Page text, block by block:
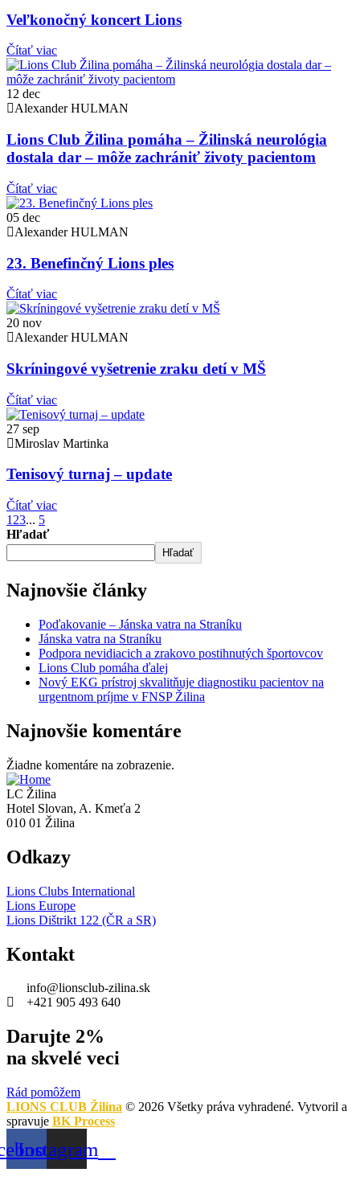
Veľkonočný koncert Lions
Čítať viac
12 dec
Alexander HULMAN
Lions Club Žilina pomáha – Žilinská neurológia
dostala dar – môže zachrániť životy pacientom
Čítať viac
05 dec
Alexander HULMAN
23. Benefinčný Lions ples
Čítať viac
20 nov
Alexander HULMAN
Skríningové vyšetrenie zraku detí v MŠ
Čítať viac
27 sep
Miroslav Martinka
Tenisový turnaj – update
Čítať viac
1 23... 5
Hľadať
Hľadať
Najnovšie články
Poďakovanie – Jánska vatra na Straníku
Jánska vatra na Straníku
Podpora nevidiacich a zrakovo postihnutých športovcov
Lions Club pomáha ďalej
Nový EKG prístroj skvalitňuje diagnostiku pacientov na
urgentnom príjme v FNSP Žilina
Najnovšie komentáre
Žiadne komentáre na zobrazenie.
LC Žilina
Hotel Slovan, A. Kmeťa 2
010 01 Žilina
Odkazy
Lions Clubs International
Lions Europe
Lions Dištrikt 122 (ČR a SR)
Kontakt
info@lionsclub-zilina.sk
+421 905 493 640
Darujte 2%
na skvelé veci
Rád pomôžem
LIONS CLUB Žilina © 2026 Všetky práva vyhradené. Vytvoril a
spravuje BK Process
Instagram